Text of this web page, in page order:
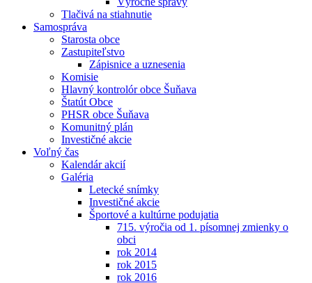
Tlačivá na stiahnutie
Samospráva
Starosta obce
Zastupiteľstvo
Zápisnice a uznesenia
Komisie
Hlavný kontrolór obce Šuňava
Štatút Obce
PHSR obce Šuňava
Komunitný plán
Investičné akcie
Voľný čas
Kalendár akcií
Galéria
Letecké snímky
Investičné akcie
Športové a kultúrne podujatia
715. výročia od 1. písomnej zmienky o
obci
rok 2014
rok 2015
rok 2016